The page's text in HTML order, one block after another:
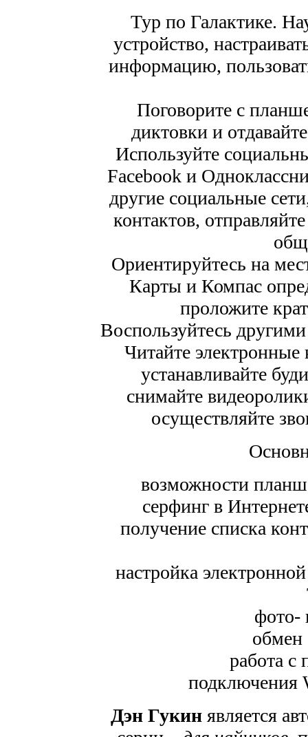
Тур по Галактике.
устройство,
информацию,
Поговорите с
диктовки и
Используйте
Facebook и
другие социальные
контактов,
Ориентируйтесь на
Карты и Компас
проложите
Воспользуйтесь
Читайте электронные
устанавливайте
снимайте
осуществляйте
возможности
серфинг в
получение списка
настройка
фото-
обмен
работа с
подключения
Дэн Гукин является